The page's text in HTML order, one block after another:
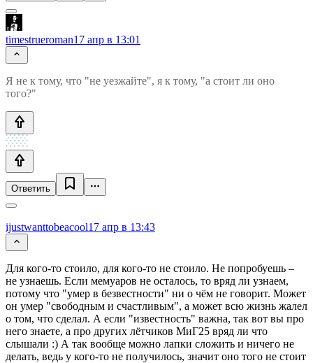
timestrueroman17 апр в 13:01
Я не к тому, что "не уезжайте", я к тому, "а стоит ли оно
того?"
Ответить
ijustwanttobeacool17 апр в 13:43
Для кого-то стоило, для кого-то не стоило. Не попробуешь –
не узнаешь. Если мемуаров не осталось, то вряд ли узнаем,
потому что "умер в безвестности" ни о чём не говорит. Может
он умер "свободным и счастливым", а может всю жизнь жалел
о том, что сделал. А если "известность" важна, так вот вы про
него знаете, а про других лётчиков МиГ25 вряд ли что
слышали :) А так вообще можно лапки сложить и ничего не
делать, ведь у кого-то не получилось, значит оно того не стоит